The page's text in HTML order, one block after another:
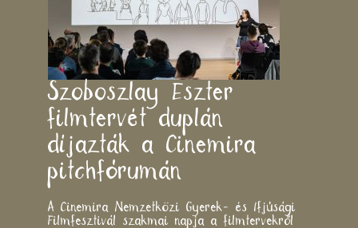
Szoboszlay Eszter
filmtervét duplán
díjazták a Cinemira
pitchfórumán
A Cinemira Nemzetközi Gyerek- és Ifjúsági
Filmfesztivál szakmai napja a filmtervekről